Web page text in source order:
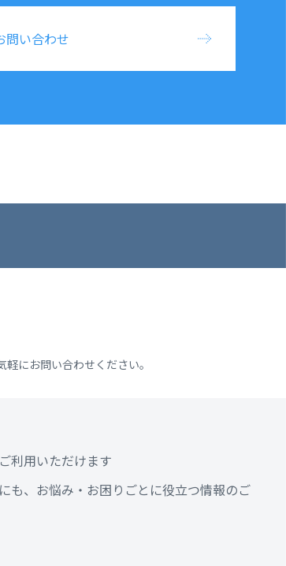
問い合わせ
にお問い合わせください。
利用いただけます
も、お悩み・お困りごとに役立つ情報のご